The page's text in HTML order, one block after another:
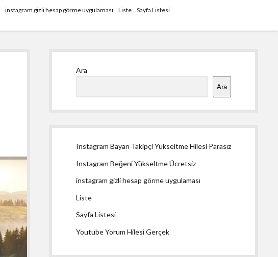
instagram gizli hesap görme uygulaması Liste
Sayfa Listesi
Ara
Ara
Instagram Bayan Takipçi Yükseltme Hilesi Parasız
Instagram Beğeni Yükseltme Ücretsiz
instagram gizli hesap görme uygulaması
Liste
Sayfa Listesi
Youtube Yorum Hilesi Gerçek